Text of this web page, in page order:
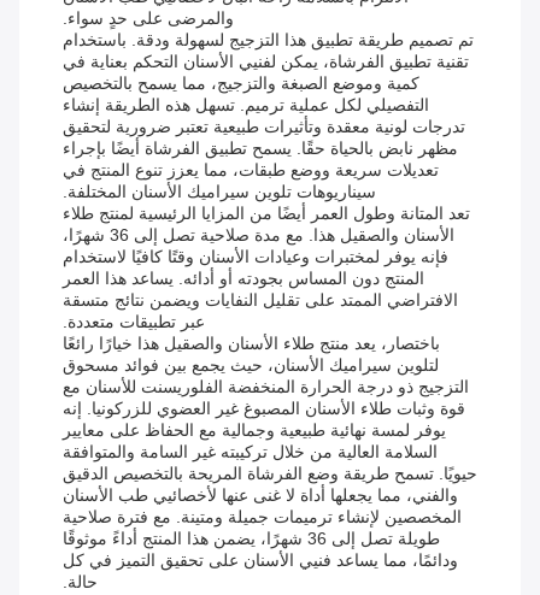
والمرضى على حدٍ سواء.
تم تصميم طريقة تطبيق هذا التزجيج لسهولة ودقة. باستخدام
تقنية تطبيق الفرشاة، يمكن لفنيي الأسنان التحكم بعناية في
كمية وموضع الصبغة والتزجيج، مما يسمح بالتخصيص
التفصيلي لكل عملية ترميم. تسهل هذه الطريقة إنشاء
تدرجات لونية معقدة وتأثيرات طبيعية تعتبر ضرورية لتحقيق
مظهر نابض بالحياة حقًا. يسمح تطبيق الفرشاة أيضًا بإجراء
تعديلات سريعة ووضع طبقات، مما يعزز تنوع المنتج في
سيناريوهات تلوين سيراميك الأسنان المختلفة.
تعد المتانة وطول العمر أيضًا من المزايا الرئيسية لمنتج طلاء
الأسنان والصقيل هذا. مع مدة صلاحية تصل إلى 36 شهرًا،
فإنه يوفر لمختبرات وعيادات الأسنان وقتًا كافيًا لاستخدام
المنتج دون المساس بجودته أو أدائه. يساعد هذا العمر
الافتراضي الممتد على تقليل النفايات ويضمن نتائج متسقة
عبر تطبيقات متعددة.
باختصار، يعد منتج طلاء الأسنان والصقيل هذا خيارًا رائعًا
لتلوين سيراميك الأسنان، حيث يجمع بين فوائد مسحوق
التزجيج ذو درجة الحرارة المنخفضة الفلوريسنت للأسنان مع
قوة وثبات طلاء الأسنان المصبوغ غير العضوي للزركونيا. إنه
يوفر لمسة نهائية طبيعية وجمالية مع الحفاظ على معايير
السلامة العالية من خلال تركيبته غير السامة والمتوافقة
حيويًا. تسمح طريقة وضع الفرشاة المريحة بالتخصيص الدقيق
والفني، مما يجعلها أداة لا غنى عنها لأخصائيي طب الأسنان
المخصصين لإنشاء ترميمات جميلة ومتينة. مع فترة صلاحية
طويلة تصل إلى 36 شهرًا، يضمن هذا المنتج أداءً موثوقًا
ودائمًا، مما يساعد فنيي الأسنان على تحقيق التميز في كل
حالة.